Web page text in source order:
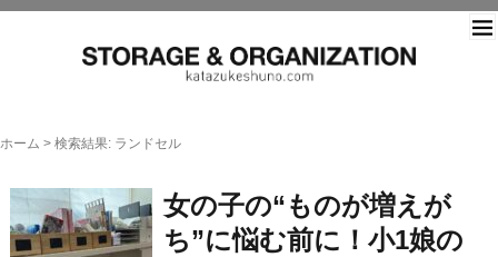
ホーム > 検索結果: ランドセル
女の子の“ものが増えが
ち”に悩む前に！小1娘の